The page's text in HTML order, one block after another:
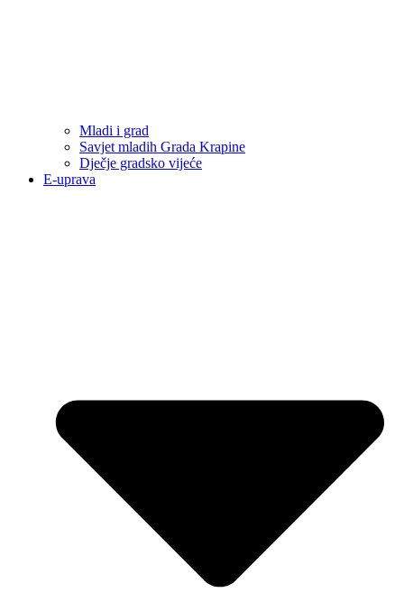
Mladi i grad
Savjet mladih Grada Krapine
Dječje gradsko vijeće
E-uprava